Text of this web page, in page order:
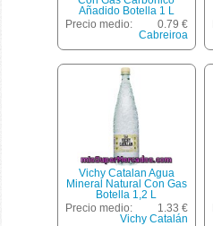
Añadido Botella 1 L
Precio medio:
0.79 €
Cabreiroa
Vichy Catalan Agua
Mineral Natural Con Gas
Botella 1,2 L
Precio medio:
1.33 €
Vichy Catalán